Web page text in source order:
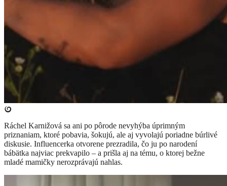
Ráchel Karnižová sa ani po pôrode nevyhýba úprimným
priznaniam, ktoré pobavia, šokujú, ale aj vyvolajú poriadne búrlivé
diskusie. Influencerka otvorene prezradila, čo ju po narodení
bábätka najviac prekvapilo – a prišla aj na tému, o ktorej bežne
mladé mamičky nerozprávajú nahlas.